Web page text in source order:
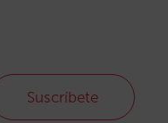
Suscríbete